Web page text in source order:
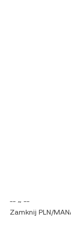
-- ~ --
Zamknij PLN/